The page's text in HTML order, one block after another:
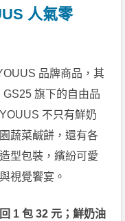
人氣零
品牌商品，其
旗下的自由品
不只有鮮奶
蔬菜鹹餅，還有各
型包裝，繽紛可愛
視覺饗宴。
1 包 32 元；鮮奶油